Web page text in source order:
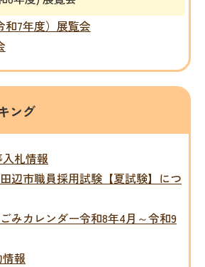
和7年度）展覧会
ング
札情報
辺市職員採用試験【夏試験】につ
みカレンダー令和8年4月～令和9
報